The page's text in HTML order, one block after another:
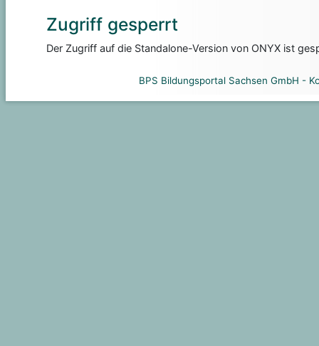
Zugriff gesperrt
Der Zugriff auf die Standalone-Version von ONYX ist
BPS Bildungsportal Sachsen GmbH -